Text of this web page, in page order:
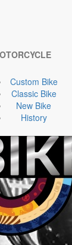
Custom Bike
Classic Bike
New Bike
History